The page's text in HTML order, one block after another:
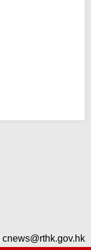
cnews@rthk.gov.hk